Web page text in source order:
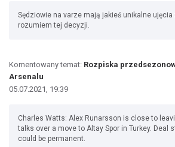
Sędziowie na varze mają jakieś unikalne ujęcia
rozumiem tej decyzji.
Komentowany temat: Rozpiska
Arsenalu
05.07.2021, 19:39
Charles Watts: Alex Runarsson is close to
talks over a move to Altay Spor in Turkey. Deal
could be permanent.